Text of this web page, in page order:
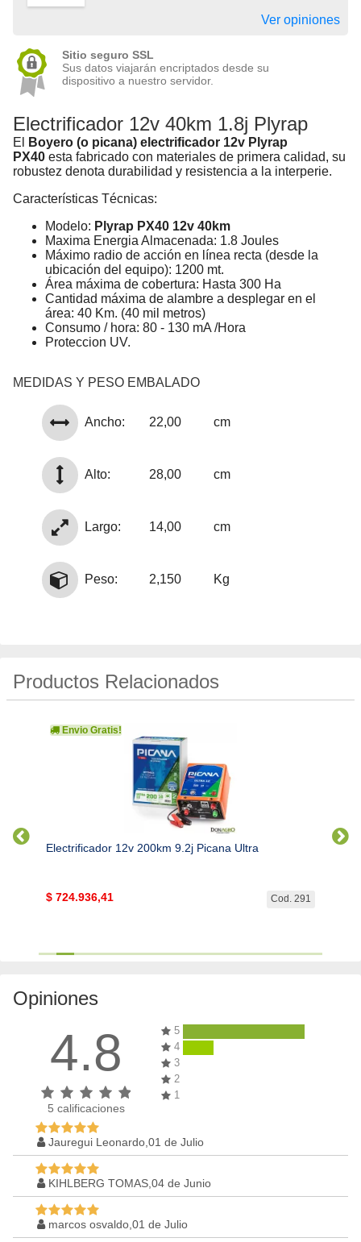
Ver opiniones
Sitio seguro SSL
Sus datos viajarán encriptados desde su
dispositivo a nuestro servidor.
Electrificador 12v 40km 1.8j Plyrap
El
Boyero (o picana) electrificador 12v Plyrap
PX40 esta fabricado con materiales de primera calidad, su
robustez denota durabilidad y resistencia a la interperie.
Características Técnicas:
Modelo: Plyrap PX40 12v 40km
Maxima Energia Almacenada: 1.8 Joules
Máximo radio de acción en línea recta (desde la
ubicación del equipo): 1200 mt.
Área máxima de cobertura: Hasta 300 Ha
Cantidad máxima de alambre a desplegar en el
área: 40 Km. (40 mil metros)
Consumo / hora: 80 - 130 mA /Hora
Proteccion UV.
MEDIDAS Y PESO EMBALADO
Ancho: 22,00 cm
Alto: 28,00 cm
Largo: 14,00 cm
Peso: 2,150 Kg
Productos Relacionados
Envio Gratis!
Electrificador 12v 200km 9.2j Picana Ultra
Cod. 291
$ 724.936,41
Opiniones
4.8
5 calificaciones
5
4
3
2
1
Jauregui Leonardo,01 de Julio
KIHLBERG TOMAS,04 de Junio
marcos osvaldo,01 de Julio